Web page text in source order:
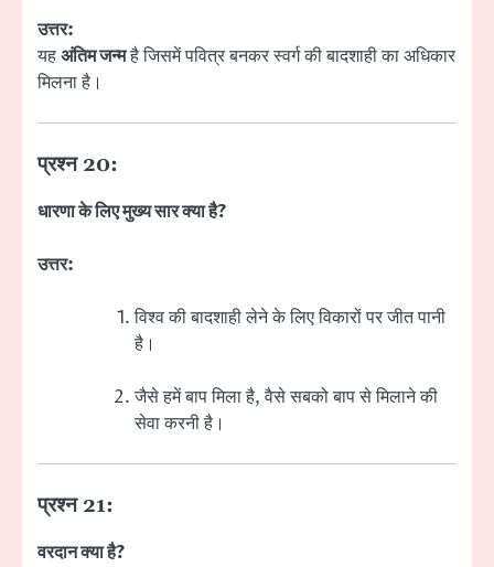
उत्तर:
यहअंतिम जन्महै जिसमें पवित्र बनकर स्वर्ग की बादशाही का अधिकार
मिलना है।
प्रश्न 20:
धारणा के लिए मुख्य सार क्या है?
उत्तर:
विश्व की बादशाही लेने के लिए विकारों पर जीत पानी
है।
जैसे हमें बाप मिला है, वैसे सबको बाप से मिलाने की
सेवा करनी है।
प्रश्न 21:
वरदान क्या है?